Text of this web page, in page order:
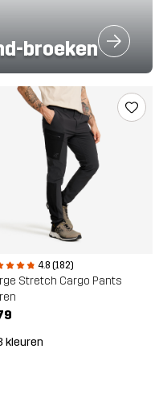
broeken
4.8 (182)
Stretch Cargo Pants
kleuren